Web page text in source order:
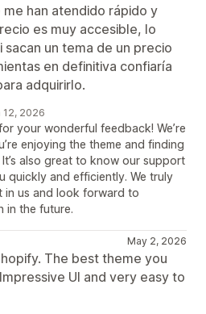
han atendido rápido y
es muy accesible, lo
un tema de un precio
en definitiva confiaría
adquirirlo.
12, 2026
your wonderful feedback! We’re
enjoying the theme and finding
also great to know our support
quickly and efficiently. We truly
in us and look forward to
in the future.
May 2, 2026
The best theme you
UI and very easy to